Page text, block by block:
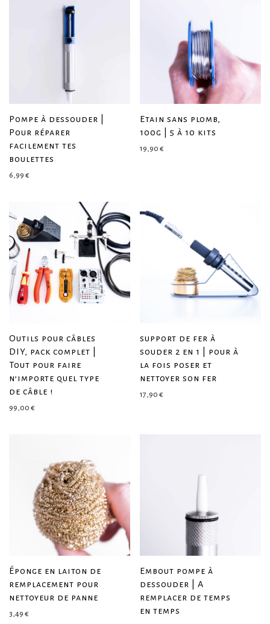
Pompe à dessouder |
Pour réparer
facilement tes
boulettes
6,99 €
Etain sans plomb,
100g | 5 à 10 kits
19,90 €
Outils pour câbles
DIY, pack complet |
Tout pour faire
n’importe quel type
de câble !
99,00 €
support de fer à
souder 2 en 1 | pour à
la fois poser et
nettoyer son fer
17,90 €
Éponge en laiton de
remplacement pour
nettoyeur de panne
3,49 €
Embout pompe à
dessouder | A
remplacer de temps
en temps